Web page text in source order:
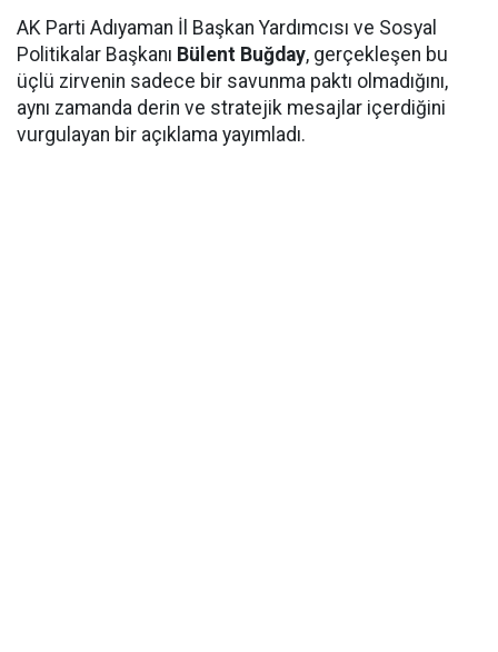
AK Parti Adıyaman İl Başkan Yardımcısı ve Sosyal
Politikalar Başkanı Bülent Buğday, gerçekleşen bu
üçlü zirvenin sadece bir savunma paktı olmadığını,
aynı zamanda derin ve stratejik mesajlar içerdiğini
vurgulayan bir açıklama yayımladı.